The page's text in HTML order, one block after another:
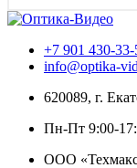
+7 901 430-33-
info@optika-
620089, г.
Пн-Пт 9:00-
ООО